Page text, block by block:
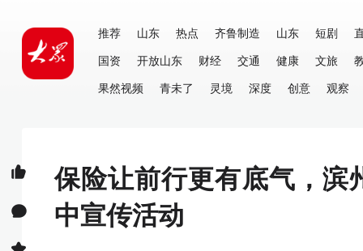
推荐 山东 热点 齐鲁制造 山东 短剧
国资
开放山东 财经 交通 健康 文旅
果然视频
青未了 灵境 深度 创意 观察
保险让前行更有底气，滨
中宣传活动